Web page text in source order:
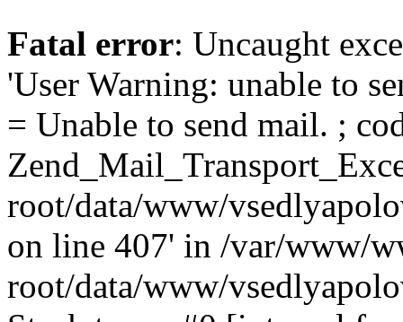
Fatal error: Uncaught
'User Warning: unable to
= Unable to send mail. ;
root/data/www/
on line 407' in /var/www/
root/data/www/